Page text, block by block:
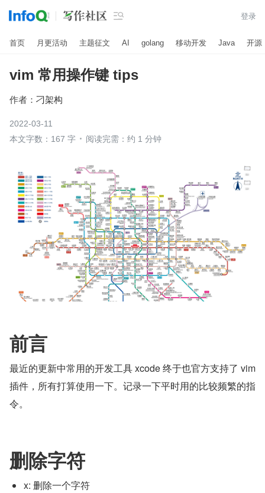
 登录
首页 月更活动 主题征文 AI golang 移动开发 Java 开源
vim 常用操作键 tips
作者： 刁架构
2022-03-11
本文字数：167 字
阅读完需：约 1 分钟
前言
最近的更新中常用的开发工具 xcode 终于也官方支持了 vim
插件，所有打算使用一下。记录一下平时用的比较频繁的指
令。
删除字符
x: 删除一个字符